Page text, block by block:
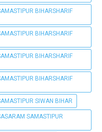
BIHARSHARIF
BIHARSHARIF
BIHARSHARIF
BIHARSHARIF
SIWAN BIHAR
SAMASTIPUR